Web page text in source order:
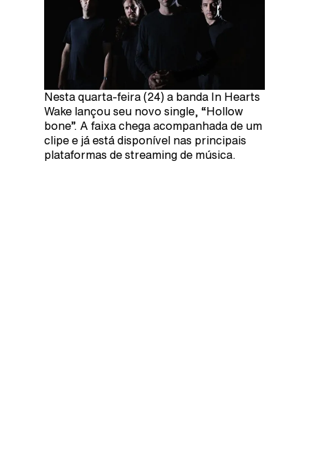
Nesta quarta-feira (24) a banda In Hearts
Wake lançou seu novo single, “Hollow
bone”. A faixa chega acompanhada de um
clipe e já está disponível nas principais
plataformas de streaming de música.